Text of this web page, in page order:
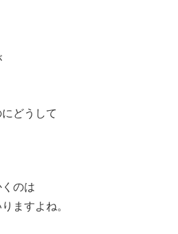
どうして
のは
ますよね。